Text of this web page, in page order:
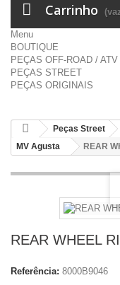
Carrinho
Menu
BOUTIQUE
PEÇAS OFF-ROAD / ATV
PEÇAS STREET
PEÇAS ORIGINAIS
Peças Street
MV Agusta
REAR
REAR WHEEL
Referência: 8000B9046